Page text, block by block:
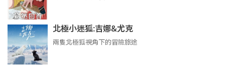
北極小迷狐:吉娜&尤克
兩隻北極狐視角下的冒險旅途